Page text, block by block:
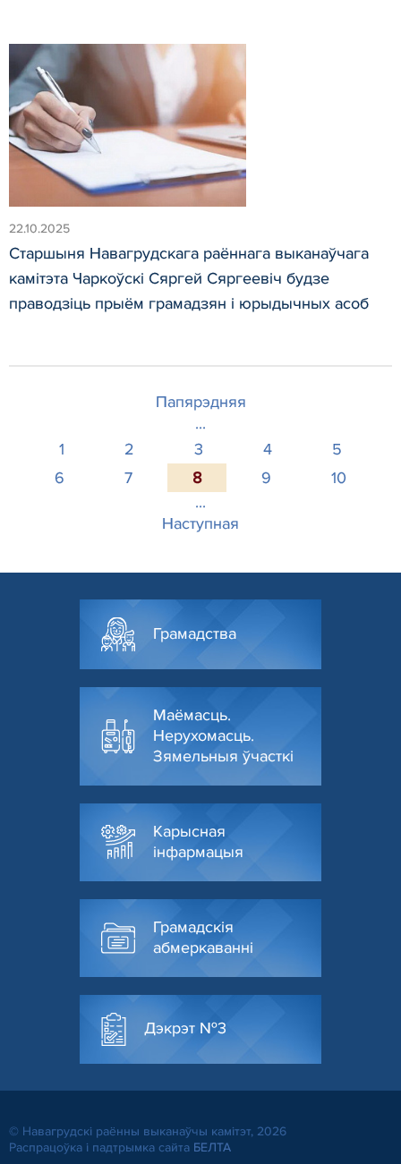
22.10.2025
Старшыня Навагрудскага раённага выканаўчага
камітэта Чаркоўскі Сяргей Сяргеевіч будзе
праводзіць прыём грамадзян і юрыдычных асоб
Папярэдняя
...
1
2 3 4
5
6
7 8 9
10
...
Наступная
Грамадства
Маёмасць.
Нерухомасць.
Зямельныя ўчасткі
Карысная
інфармацыя
Грамадскія
абмеркаванні
Дэкрэт №3
© Навагрудскі раённы выканаўчы камітэт, 2026
Распрацоўка і падтрымка сайта БЕЛТА